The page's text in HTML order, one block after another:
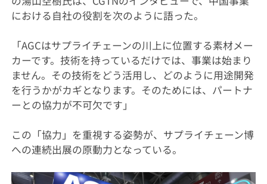
における自社の役割を次のように語った。
「AGCはサプライチェーンの川上に位置する素材メー
カーです。技術を持っているだけでは、事業は始まり
ません。その技術をどう活用し、どのように用途開発
を行うかがカギとなります。そのためには、パートナ
ーとの協力が不可欠です」
この「協力」を重視する姿勢が、サプライチェーン博
への連続出展の原動力となっている。